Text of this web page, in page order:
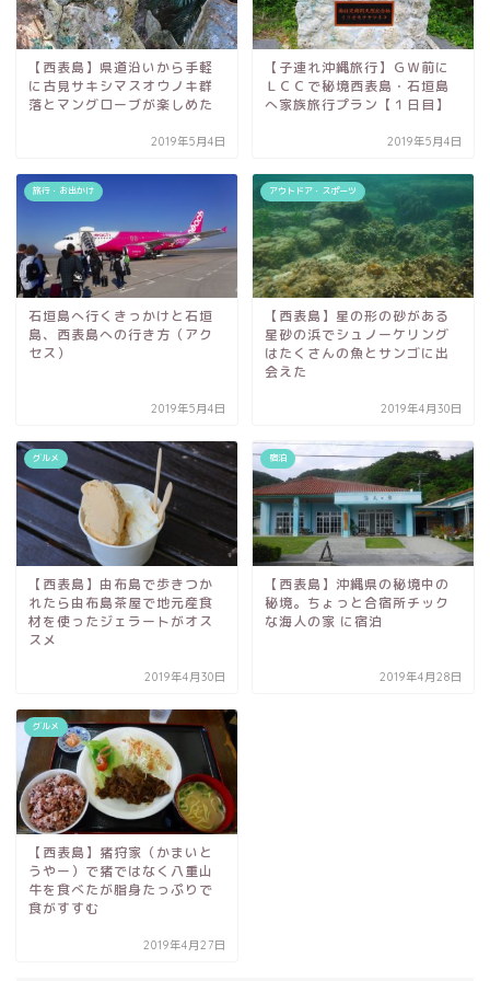
【西表島】県道沿いから手軽
に古見サキシマスオウノキ群
落とマングローブが楽しめた
2019年5月4日
【子連れ沖縄旅行】ＧＷ前に
ＬＣＣで秘境西表島・石垣島
へ家族旅行プラン【１日目】
2019年5月4日
旅行・お出かけ
石垣島へ行くきっかけと石垣
島、西表島への行き方（アク
セス）
2019年5月4日
アウトドア・スポーツ
【西表島】星の形の砂がある
星砂の浜でシュノーケリング
はたくさんの魚とサンゴに出
会えた
2019年4月30日
グルメ
【西表島】由布島で歩きつか
れたら由布島茶屋で地元産食
材を使ったジェラートがオス
スメ
2019年4月30日
宿泊
【西表島】沖縄県の秘境中の
秘境。ちょっと合宿所チック
な海人の家 に宿泊
2019年4月28日
グルメ
【西表島】猪狩家（かまいと
うやー）で猪ではなく八重山
牛を食べたが脂身たっぷりで
食がすすむ
2019年4月27日